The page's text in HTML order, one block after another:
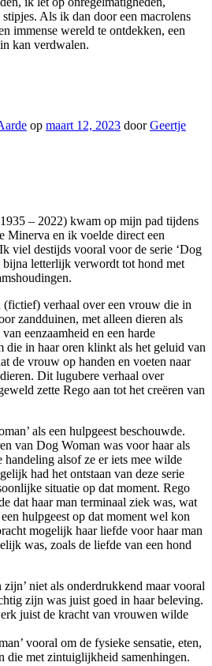
Als ik dan door een macrolens
immense wereld te ontdekken, een
kan verdwalen.
op maart 12, 2023 doorGeertje
– 2022) kwam op mijn pad tijdens
Minerva en ik voelde direct een
viel destijds vooral voor de serie ‘Dog
bijna letterlijk verwordt tot hond met
(fictief) verhaal over een vrouw die in
zandduinen, met alleen dieren als
eenzaamheid en een harde
die in haar oren klinkt als het geluid van
de vrouw op handen en voeten naar
Dit lugubere verhaal over
zette Rego aan tot het creëren van
als een hulpgeest beschouwde.
van Dog Woman was voor haar als
handeling alsof ze er iets mee wilde
had het ontstaan van deze serie
situatie op dat moment. Rego
dat haar man terminaal ziek was, wat
hulpgeest op dat moment wel kon
mogelijk haar liefde voor haar man
was, zoals de liefde van een hond
niet als onderdrukkend maar vooral
zijn was juist goed in haar beleving.
juist de kracht van vrouwen wilde
vooral om de fysieke sensatie, eten,
die met zintuiglijkheid samenhingen.